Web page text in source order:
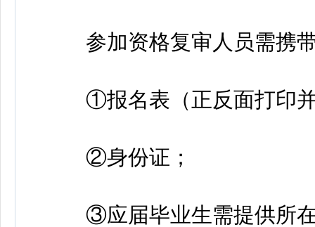
参加资格复审人员需携带
①报名表（正反面打印并
②身份证；
③应届毕业生需提供所在